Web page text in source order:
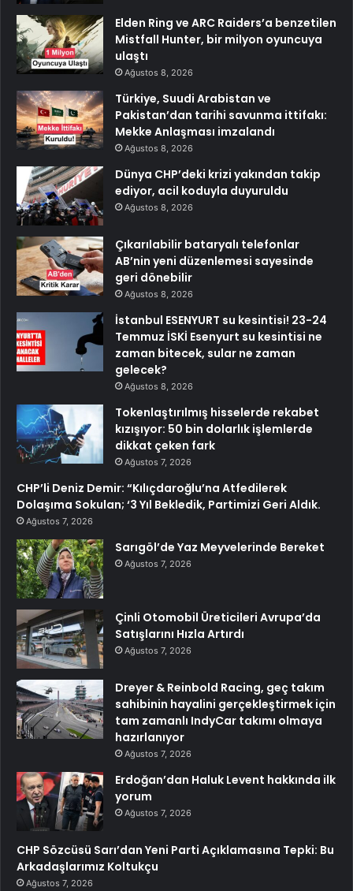
Elden Ring ve ARC Raiders’a benzetilen
Mistfall Hunter, bir milyon oyuncuya
ulaştı
Ağustos 8, 2026
Türkiye, Suudi Arabistan ve
Pakistan’dan tarihi savunma ittifakı:
Mekke Anlaşması imzalandı
Ağustos 8, 2026
Dünya CHP’deki krizi yakından takip
ediyor, acil koduyla duyuruldu
Ağustos 8, 2026
Çıkarılabilir bataryalı telefonlar
AB’nin yeni düzenlemesi sayesinde
geri dönebilir
Ağustos 8, 2026
İstanbul ESENYURT su kesintisi! 23-24
Temmuz İSKİ Esenyurt su kesintisi ne
zaman bitecek, sular ne zaman
gelecek?
Ağustos 8, 2026
Tokenlaştırılmış hisselerde rekabet
kızışıyor: 50 bin dolarlık işlemlerde
dikkat çeken fark
Ağustos 7, 2026
CHP’li Deniz Demir: “Kılıçdaroğlu’na Atfedilerek
Dolaşıma Sokulan; ‘3 Yıl Bekledik, Partimizi Geri Aldık.
Ağustos 7, 2026
Sarıgöl’de Yaz Meyvelerinde Bereket
Ağustos 7, 2026
Çinli Otomobil Üreticileri Avrupa’da
Satışlarını Hızla Artırdı
Ağustos 7, 2026
Dreyer & Reinbold Racing, geç takım
sahibinin hayalini gerçekleştirmek için
tam zamanlı IndyCar takımı olmaya
hazırlanıyor
Ağustos 7, 2026
Erdoğan’dan Haluk Levent hakkında ilk
yorum
Ağustos 7, 2026
CHP Sözcüsü Sarı’dan Yeni Parti Açıklamasına Tepki: Bu
Arkadaşlarımız Koltukçu
Ağustos 7, 2026